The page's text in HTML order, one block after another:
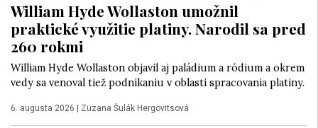
William Hyde Wollaston umožnil
praktické využitie platiny. Narodil sa pred
260 rokmi
William Hyde Wollaston objavil aj paládium a ródium a okrem
vedy sa venoval tiež podnikaniu v oblasti spracovania platiny.
6. augusta 2026 Zuzana Šulák Hergovitsová